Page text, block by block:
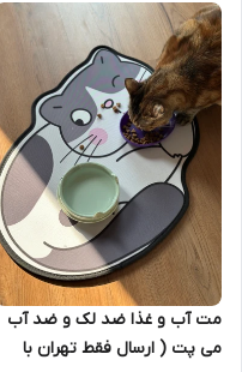
مت آب و غذا ضد لک و ضد آب
می پت ( ارسال فقط تهران با